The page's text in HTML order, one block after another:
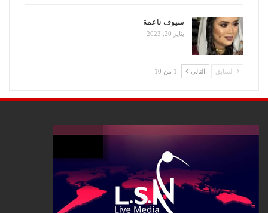
سيوف ناعمة
يناير 20, 2023
السابق التالي 1 من 10